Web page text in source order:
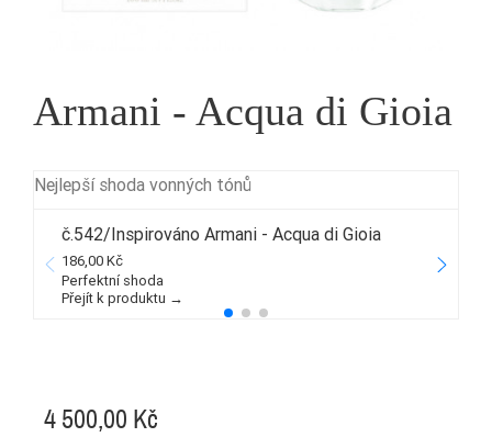
Armani - Acqua di Gioia
Nejlepší shoda vonných tónů
č.542/Inspirováno Armani - Acqua di Gioia
186,00 Kč
Perfektní shoda
Přejít k produktu →
4 500,00 Kč